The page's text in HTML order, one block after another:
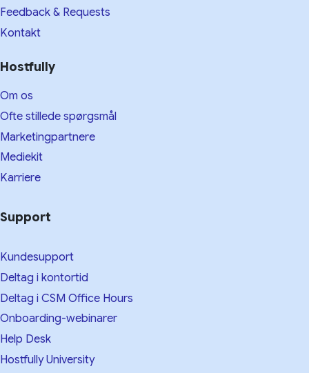
Feedback & Requests
Kontakt
Hostfully
Om os
Ofte stillede spørgsmål
Marketingpartnere
Mediekit
Karriere
Support
Kundesupport
Deltag i kontortid
Deltag i CSM Office Hours
Onboarding-webinarer
Help Desk
Hostfully University